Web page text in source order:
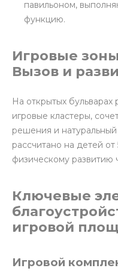
павильоном,
функцию.
Игровые зоны
Вызов и
На открытых
игровые кластеры,
решения и
рассчитано на детей
физическому развитию
Ключевые
игровой
Игровой